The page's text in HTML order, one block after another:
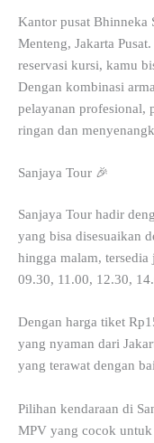
Kantor pusat Bhinneka
Menteng, Jakarta
reservasi kursi, kamu
Dengan kombinasi
pelayanan profesional,
ringan dan
Sanjaya Tour 🎉
Sanjaya Tour hadir
yang bisa disesuaikan
hingga malam,
09.30, 11.00, 12.30,
Dengan harga tiket
yang nyaman dari
yang terawat dengan
Pilihan kendaraan di
MPV yang cocok untuk